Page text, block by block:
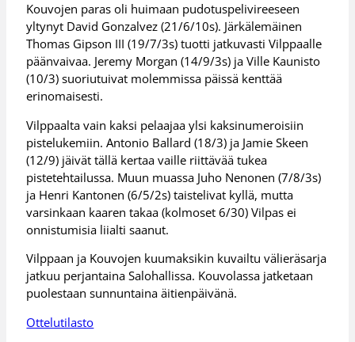
Kouvojen paras oli huimaan pudotuspelivireeseen
yltynyt David Gonzalvez (21/6/10s). Järkälemäinen
Thomas Gipson III (19/7/3s) tuotti jatkuvasti Vilppaalle
päänvaivaa. Jeremy Morgan (14/9/3s) ja Ville Kaunisto
(10/3) suoriutuivat molemmissa päissä kenttää
erinomaisesti.
Vilppaalta vain kaksi pelaajaa ylsi kaksinumeroisiin
pistelukemiin. Antonio Ballard (18/3) ja Jamie Skeen
(12/9) jäivät tällä kertaa vaille riittävää tukea
pistetehtailussa. Muun muassa Juho Nenonen (7/8/3s)
ja Henri Kantonen (6/5/2s) taistelivat kyllä, mutta
varsinkaan kaaren takaa (kolmoset 6/30) Vilpas ei
onnistumisia liialti saanut.
Vilppaan ja Kouvojen kuumaksikin kuvailtu välieräsarja
jatkuu perjantaina Salohallissa. Kouvolassa jatketaan
puolestaan sunnuntaina äitienpäivänä.
Ottelutilasto